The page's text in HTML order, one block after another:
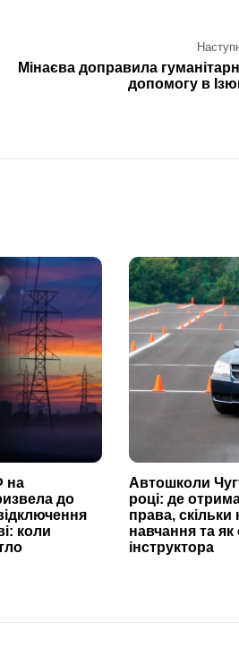
Мінаєва доправила
допомогу в
на
до
коли
Автошколи
році: де
права, скільки
навчання та як
інструктора